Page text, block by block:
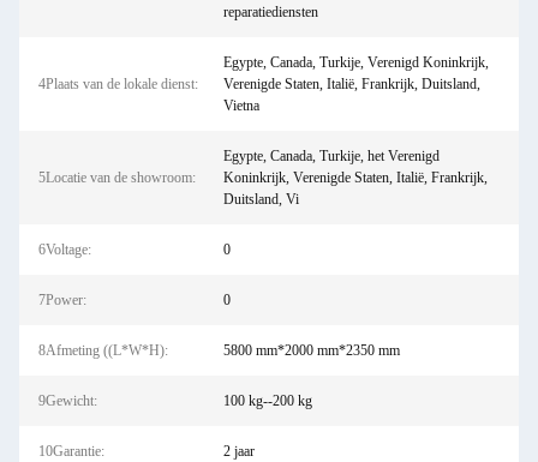
reparatiediensten
4Plaats van de lokale dienst:
Egypte, Canada, Turkije, Verenigd Koninkrijk,
Verenigde Staten, Italië, Frankrijk, Duitsland,
Vietna
5Locatie van de showroom:
Egypte, Canada, Turkije, het Verenigd
Koninkrijk, Verenigde Staten, Italië, Frankrijk,
Duitsland, Vi
6Voltage: 0
7Power: 0
8Afmeting ((L*W*H): 5800 mm*2000 mm*2350 mm
9Gewicht: 100 kg--200 kg
10Garantie: 2 jaar